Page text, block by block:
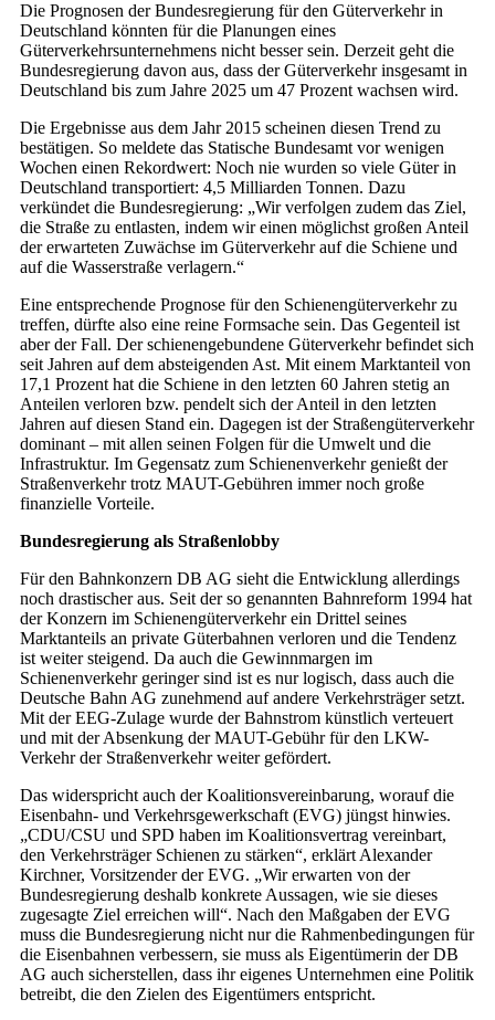
Die Prognosen der Bundesregierung für den Güterverkehr in
Deutschland könnten für die Planungen eines
Güterverkehrsunternehmens nicht besser sein. Derzeit geht die
Bundesregierung davon aus, dass der Güterverkehr insgesamt in
Deutschland bis zum Jahre 2025 um 47 Prozent wachsen wird.
Die Ergebnisse aus dem Jahr 2015 scheinen diesen Trend zu
bestätigen. So meldete das Statische Bundesamt vor wenigen
Wochen einen Rekordwert: Noch nie wurden so viele Güter in
Deutschland transportiert: 4,5 Milliarden Tonnen. Dazu
verkündet die Bundesregierung: „Wir verfolgen zudem das Ziel,
die Straße zu entlasten, indem wir einen möglichst großen Anteil
der erwarteten Zuwächse im Güterverkehr auf die Schiene und
auf die Wasserstraße verlagern.“
Eine entsprechende Prognose für den Schienengüterverkehr zu
treffen, dürfte also eine reine Formsache sein. Das Gegenteil ist
aber der Fall. Der schienengebundene Güterverkehr befindet sich
seit Jahren auf dem absteigenden Ast. Mit einem Marktanteil von
17,1 Prozent hat die Schiene in den letzten 60 Jahren stetig an
Anteilen verloren bzw. pendelt sich der Anteil in den letzten
Jahren auf diesen Stand ein. Dagegen ist der Straßengüterverkehr
dominant – mit allen seinen Folgen für die Umwelt und die
Infrastruktur. Im Gegensatz zum Schienenverkehr genießt der
Straßenverkehr trotz MAUT-Gebühren immer noch große
finanzielle Vorteile.
Bundesregierung als Straßenlobby
Für den Bahnkonzern DB AG sieht die Entwicklung allerdings
noch drastischer aus. Seit der so genannten Bahnreform 1994 hat
der Konzern im Schienengüterverkehr ein Drittel seines
Marktanteils an private Güterbahnen verloren und die Tendenz
ist weiter steigend. Da auch die Gewinnmargen im
Schienenverkehr geringer sind ist es nur logisch, dass auch die
Deutsche Bahn AG zunehmend auf andere Verkehrsträger setzt.
Mit der EEG-Zulage wurde der Bahnstrom künstlich verteuert
und mit der Absenkung der MAUT-Gebühr für den LKW-
Verkehr der Straßenverkehr weiter gefördert.
Das widerspricht auch der Koalitionsvereinbarung, worauf die
Eisenbahn- und Verkehrsgewerkschaft (EVG) jüngst hinwies.
„CDU/CSU und SPD haben im Koalitionsvertrag vereinbart,
den Verkehrsträger Schienen zu stärken“, erklärt Alexander
Kirchner, Vorsitzender der EVG. „Wir erwarten von der
Bundesregierung deshalb konkrete Aussagen, wie sie dieses
zugesagte Ziel erreichen will“. Nach den Maßgaben der EVG
muss die Bundesregierung nicht nur die Rahmenbedingungen für
die Eisenbahnen verbessern, sie muss als Eigentümerin der DB
AG auch sicherstellen, dass ihr eigenes Unternehmen eine Politik
betreibt, die den Zielen des Eigentümers entspricht.